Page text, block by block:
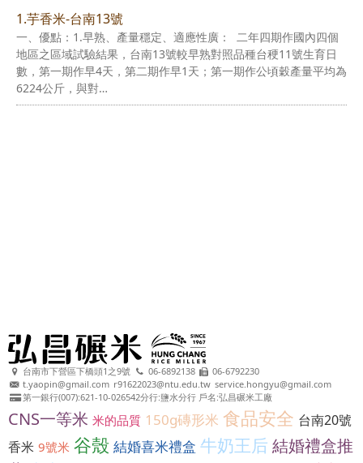
1.芋香米-台南13號
一、優點：1.早熟、產量穩定、適應性廣： 二年四期作國內四個
地區之區域試驗結果，台南13號較早熟對照品種台稉11號生育日
數，第一期作早4天，第二期作早1天；第一期作公頃穀產量平均為
6224公斤，與對…
台南市下營區下橋頭1之9號 06-6892138
06-6792230
t.yaopin@gmail.com r91622023@ntu.edu.tw service.hongyu@gmail.com
第一銀行(007):621-10-026542分行:鹽水分行 戶名:弘昌碾米工廠
CNS一等米 米的品質 150g磚形米 食品安全 台南20號
香米 9號米 谷殼 結婚喜米禮盒 牛奶王后 結婚禮盒推